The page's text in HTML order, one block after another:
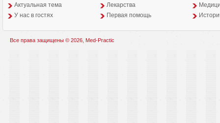
Aктуальная тема
Лекарства
У нас в гостях
Первая помощь
Все права защищены © 2026, Med-Practic